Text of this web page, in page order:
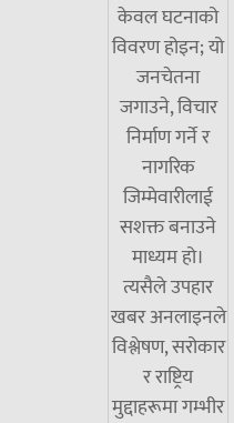
केवल घटनाको
विवरण होइन; यो
जनचेतना
जगाउने, विचार
निर्माण गर्ने र
नागरिक
जिम्मेवारीलाई
सशक्त बनाउने
माध्यम हो।
त्यसैले उपहार
खबर अनलाइनले
विश्लेषण, सरोकार
र राष्ट्रिय
मुद्दाहरूमा गम्भीर